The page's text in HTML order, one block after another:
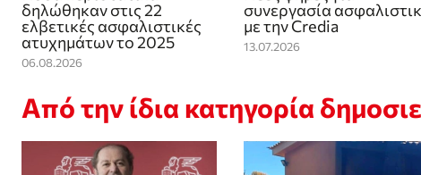
δηλώθηκαν στις 22
ελβετικές ασφαλιστικές
ατυχημάτων το 2025
06.08.2026
συνεργασία
με την Credia
13.07.2026
Από την ίδια κατηγορία